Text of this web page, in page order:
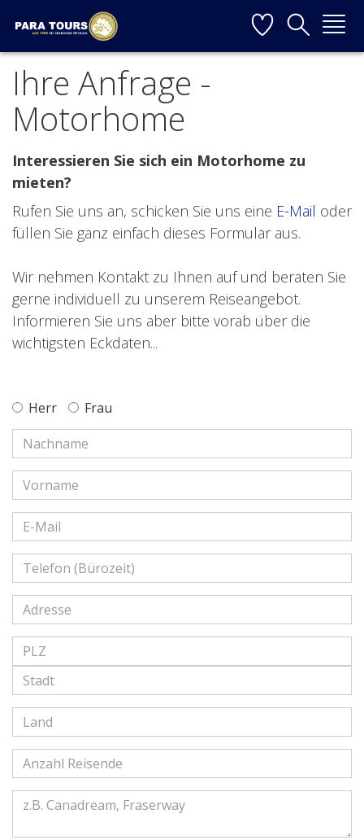
Startseite
Weiter zur Hauptnavigation
Weiter zum Inhalt
Weiter zur Kontaktseite
▼
Ihre Anfrage -
Motorhome
Interessieren Sie sich ein Motorhome zu
mieten?
Rufen Sie uns an, schicken Sie uns eine E-Mail oder
füllen Sie ganz einfach dieses Formular aus.
Wir nehmen Kontakt zu Ihnen auf und beraten Sie
gerne individuell zu unserem Reiseangebot.
Informieren Sie uns aber bitte vorab über die
wichtigsten Eckdaten...
Herr Frau